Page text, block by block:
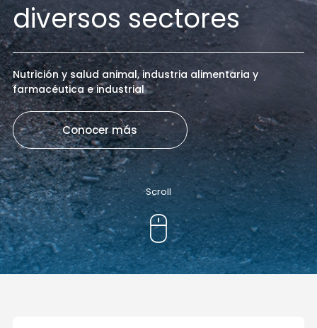
diversos sectores
Nutrición y salud animal, industria alimentaria y
farmacéutica e industrial
Conocer más
Scroll